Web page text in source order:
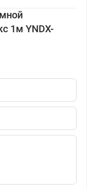
1м YNDX-